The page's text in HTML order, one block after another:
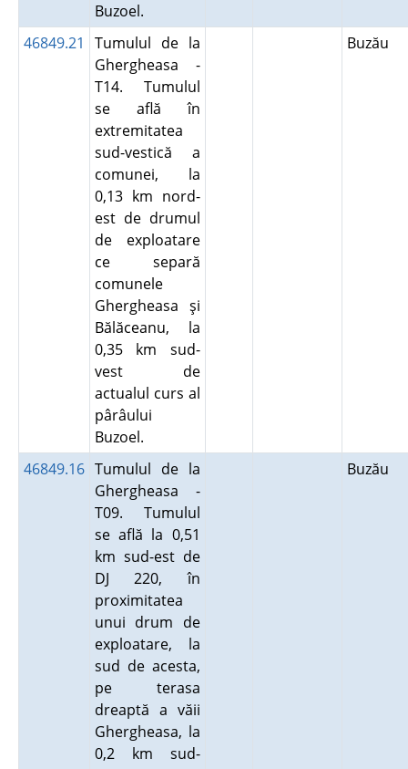
Buzoel.
46849.21
Tumulul de la
Ghergheasa -
T14. Tumulul
se află în
extremitatea
sud-vestică a
comunei, la
0,13 km nord-
est de drumul
de exploatare
ce separă
comunele
Ghergheasa şi
Bălăceanu, la
0,35 km sud-
vest de
actualul curs al
pârâului
Buzoel.
Buzău
46849.16 Tumulul de la
Ghergheasa -
T09. Tumulul
se află la 0,51
km sud-est de
DJ 220, în
proximitatea
unui drum de
exploatare, la
sud de acesta,
pe terasa
dreaptă a văii
Ghergheasa, la
0,2 km sud-
Buzău